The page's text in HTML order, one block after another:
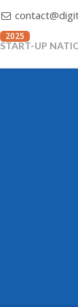
START-UP